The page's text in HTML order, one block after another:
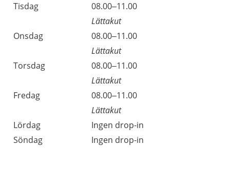
Tisdag
08.00–11.00
Lättakut
Onsdag
08.00–11.00
Lättakut
Torsdag
08.00–11.00
Lättakut
Fredag
08.00–11.00
Lättakut
Lördag
Ingen drop-in
Söndag
Ingen drop-in